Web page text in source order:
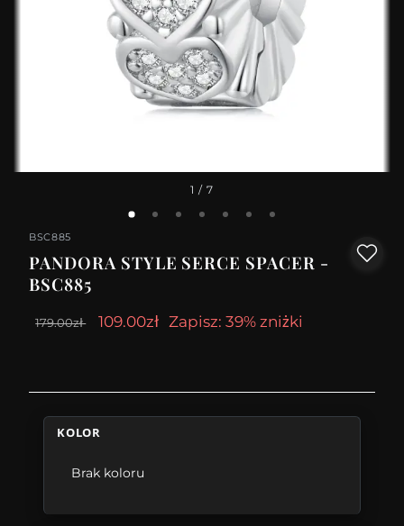
1 / 7
BSC885
PANDORA STYLE SERCE SPACER -
BSC885
179.00zł 109.00zł Zapisz: 39% zniżki
KOLOR
Brak koloru